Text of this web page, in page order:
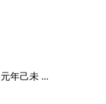
年己未 ...